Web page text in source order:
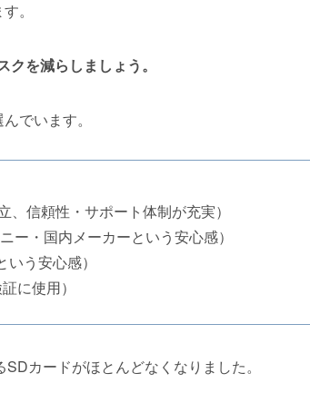
。
を減らしましょう。
でいます。
信頼性・サポート体制が充実）
ー・国内メーカーという安心感）
う安心感）
に使用）
カードがほとんどなくなりました。